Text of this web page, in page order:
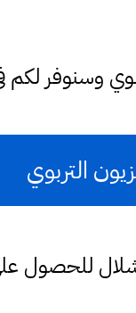
وسنوفر
التربوي
للحصول